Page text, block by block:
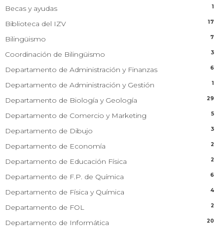
Becas y ayudas 1
Biblioteca del IZV 17
Bilingüismo 7
Coordinación de Bilingüismo 3
Departamento de Administración y Finanzas 6
Departamento de Administración y Gestión 1
Departamento de Biología y Geología 29
Departamento de Comercio y Marketing 5
Departamento de Dibujo 3
Departamento de Economía 2
Departamento de Educación Física 2
Departamento de F.P. de Química 6
Departamento de Física y Química 4
Departamento de FOL 2
Departamento de Informática 20